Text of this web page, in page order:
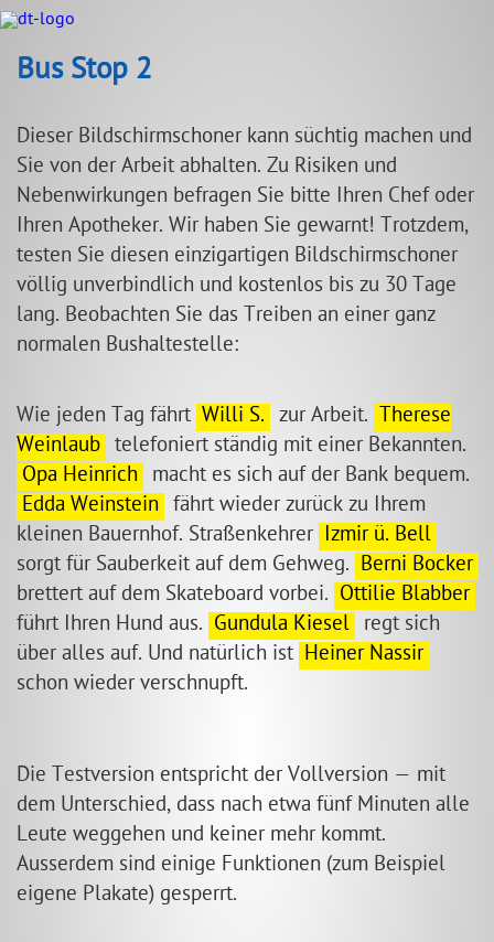
Bus Stop 2
Dieser Bildschirmschoner kann süchtig machen und
Sie von der Arbeit abhalten. Zu Risiken und
Nebenwirkungen befragen Sie bitte Ihren Chef oder
Ihren Apotheker. Wir haben Sie gewarnt! Trotzdem,
testen Sie diesen einzigartigen Bildschirmschoner
völlig unverbind­lich und kostenlos bis zu 30 Tage
lang. Beobachten Sie das Treiben an einer ganz
normalen Bushaltestelle:
Wie jeden Tag fährt Willi S. zur Arbeit.
Therese
Weinlaub telefoniert ständig mit einer Bekannten.
Opa Heinrich
macht es sich auf der Bank bequem.
Edda Weinstein
fährt wieder zurück zu Ihrem
kleinen Bauernhof. Straßenkehrer Izmir ü. Bell
sorgt für Sauberkeit auf dem Gehweg. Berni Bocker
brettert auf dem Skateboard vorbei. Ottilie Blabber
führt Ihren Hund aus. Gundula Kiesel
regt sich
über alles auf. Und natürlich ist Heiner Nassir
schon wieder verschnupft.
Die Testversion entspricht der Vollversion — mit
dem Unterschied, dass nach etwa fünf Minuten alle
Leute weggehen und keiner mehr kommt.
Ausserdem sind einige Funktionen (zum Beispiel
eigene Plakate) gesperrt.